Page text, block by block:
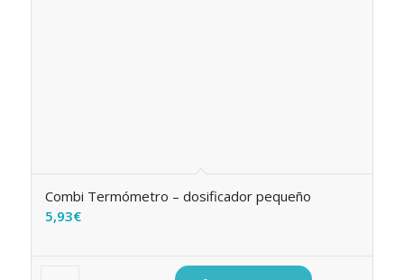
Combi Termómetro – dosificador pequeño
5,93€